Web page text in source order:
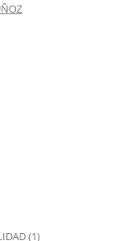
(1)